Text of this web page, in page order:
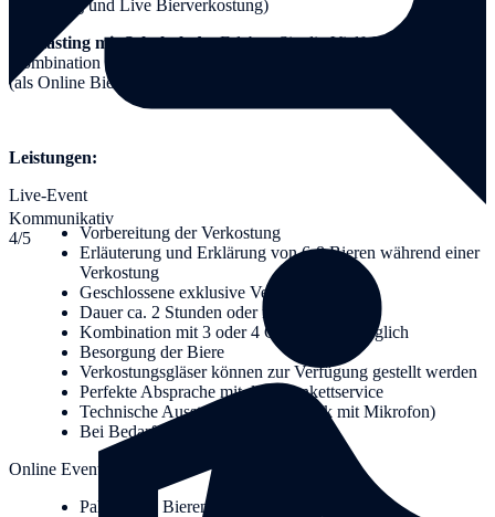
Biertasting und Live Bierverkostung)
Biertasting mit Schokolade:Erleben Sie die Vielfalt von Bier in
Kombination mit Schokolade bei einem Tasting der besonderen Art
(als Online Biertasting und Live Bierverkostung)
Leistungen:
Live-Event
Vorbereitung der Verkostung
Erläuterung und Erklärung von 6-8 Bieren während einer
Verkostung
Geschlossene exklusive Veranstaltung
Dauer ca. 2 Stunden oder nach Bedarf
Kombination mit 3 oder 4 Gang Menü möglich
Besorgung der Biere
Verkostungsgläser können zur Verfügung gestellt werden
Perfekte Absprache mit dem Bankettservice
Technische Ausstattung (Tontechnik mit Mikrofon)
Bei Bedarf: Buchung mobile Bar
Online Event
Paket mit 7 Bieren (anonym verpackt für
Kommunikativ
4/5